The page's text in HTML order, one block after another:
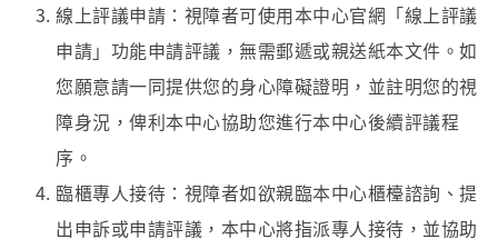
線上評議申請：視障者可使用本中心官網「線上評議
申請」功能申請評議，無需郵遞或親送紙本文件。如
您願意請一同提供您的身心障礙證明，並註明您的視
障身況，俾利本中心協助您進行本中心後續評議程
序。
臨櫃專人接待：視障者如欲親臨本中心櫃檯諮詢、提
出申訴或申請評議，本中心將指派專人接待，並協助